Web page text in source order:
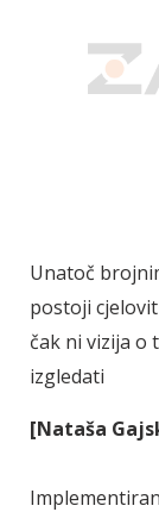
Unatoč
postoji
čak ni vizija o
izgledati
[Nataša